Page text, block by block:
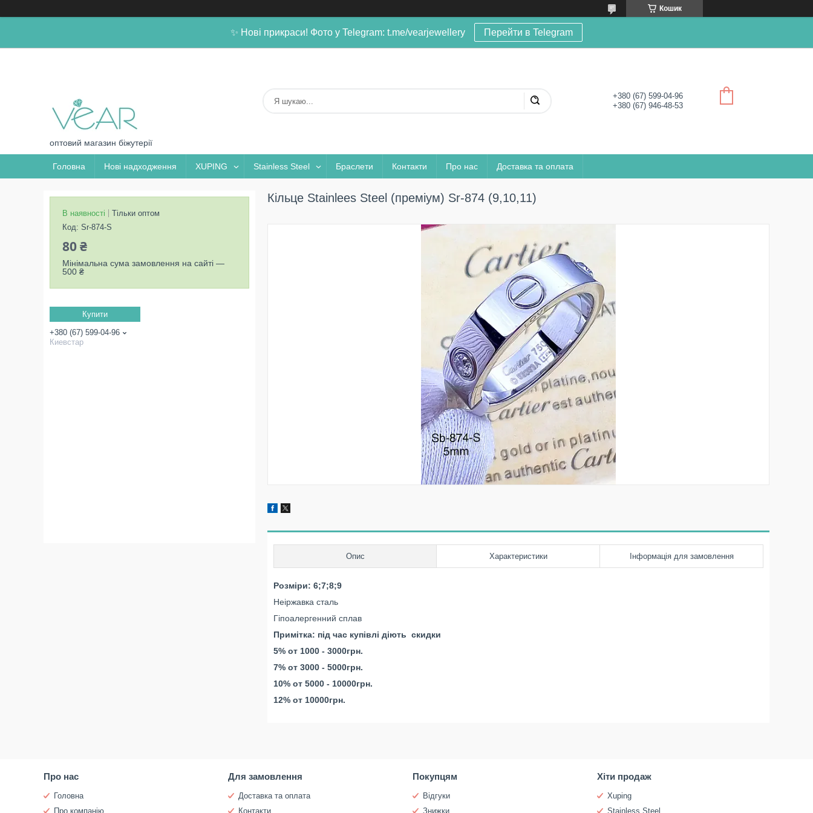
Кошик
✨ Нові прикраси! Фото у Telegram: t.me/vearjewellery Перейти в Telegram
оптовий магазин біжутерії
+380 (67) 599-04-96
+380 (67) 946-48-53
Головна Нові надходження XUPING Stainless Steel Браслети Контакти Про нас Доставка та оплата
Кільце Stainlees Steel (преміум) Sr-874 (9,10,11)
Опис Характеристики Інформація для замовлення
Розміри: 6;7;8;9
Неіржавка сталь
Гіпоалергенний сплав
Примітка: під час купівлі діють скидки
5% от 1000 - 3000грн.
7% от 3000 - 5000грн.
10% от 5000 - 10000грн.
12% от 10000грн.
В наявності
Тільки оптом
Код: Sr-874-S
80 ₴
Мінімальна сума замовлення на сайті —
500 ₴
Купити
+380 (67) 599-04-96
Киевстар
Про нас
Головна
Про компанію
Для замовлення
Доставка та оплата
Контакти
Покупцям
Відгуки
Знижки
Хіти продаж
Xuping
Stainless Steel